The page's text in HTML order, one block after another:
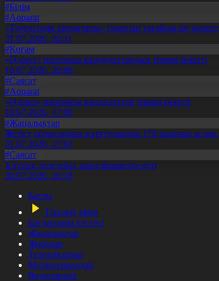
#Білім
#Aqparat
«Тәуелсіздік ұрпақтары» грантын тағайындау
31.07.2026, 20:11
#Қоғам
«Әділет» партиясы кандидаттардың тізімін бекітті
10.07.2026, 20:08
#Саясат
#Aqparat
«Әділет» партиясы кандидаттар тізімін бекітті
10.07.2026, 17:00
#Жаңалықтар
Жетісу облысының жүргізушілері 170 мыңнан астам
31.07.2026, 17:02
#Саясат
Ұлттық теледебат жаңа форматта өтті
30.07.2026, 10:18
Басты
Тікелей эфир
Бағдарлама кестесі
Жаңалықтар
Жобалар
Телехикаялар
Мультсериалдар
Видеоархив